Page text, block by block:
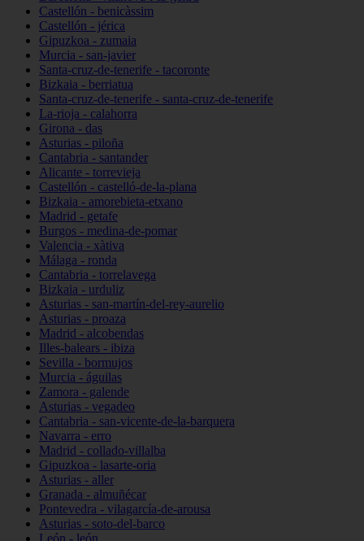
Castellón - benicàssim
Castellón - jérica
Gipuzkoa - zumaia
Murcia - san-javier
Santa-cruz-de-tenerife - tacoronte
Bizkaia - berriatua
Santa-cruz-de-tenerife - santa-cruz-de-tenerife
La-rioja - calahorra
Girona - das
Asturias - piloña
Cantabria - santander
Alicante - torrevieja
Castellón - castelló-de-la-plana
Bizkaia - amorebieta-etxano
Madrid - getafe
Burgos - medina-de-pomar
Valencia - xàtiva
Málaga - ronda
Cantabria - torrelavega
Bizkaia - urduliz
Asturias - san-martín-del-rey-aurelio
Asturias - proaza
Madrid - alcobendas
Illes-balears - ibiza
Sevilla - bormujos
Murcia - águilas
Zamora - galende
Asturias - vegadeo
Cantabria - san-vicente-de-la-barquera
Navarra - erro
Madrid - collado-villalba
Gipuzkoa - lasarte-oria
Asturias - aller
Granada - almuñécar
Pontevedra - vilagarcía-de-arousa
Asturias - soto-del-barco
León - león